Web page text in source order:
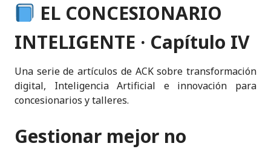
k
e
dI
n
c
e
b
o
o
it
te
r
a
ts
A
p
p
ai
l
y
p
e
n
t
EL CONCESIONARIO
INTELIGENTE · Capítulo IV
Una serie de artículos de ACK sobre transformación
digital, Inteligencia Artificial e innovación para
concesionarios y talleres.
Gestionar mejor no